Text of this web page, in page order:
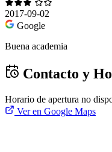
2017-09-02
Google
Buena academia
Contacto y
Horario de apertura no
Ver en Google Maps